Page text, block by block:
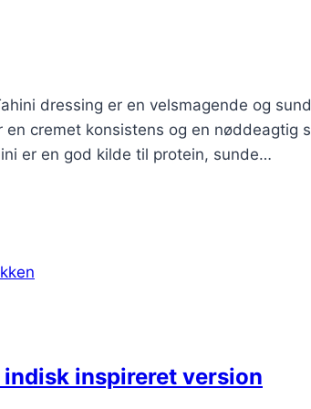
dressing er en velsmagende og
cremet konsistens og en nøddeagtig
er en god kilde til protein, sunde…
inspireret version